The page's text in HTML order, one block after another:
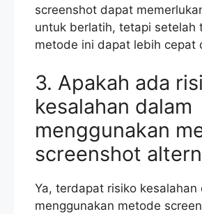
screenshot dapat
untuk berlatih, tetapi setelah
metode ini dapat lebih cepat
3. Apakah ada
kesalahan dalam
menggunakan
screenshot
Ya, terdapat risiko kesalahan
menggunakan metode